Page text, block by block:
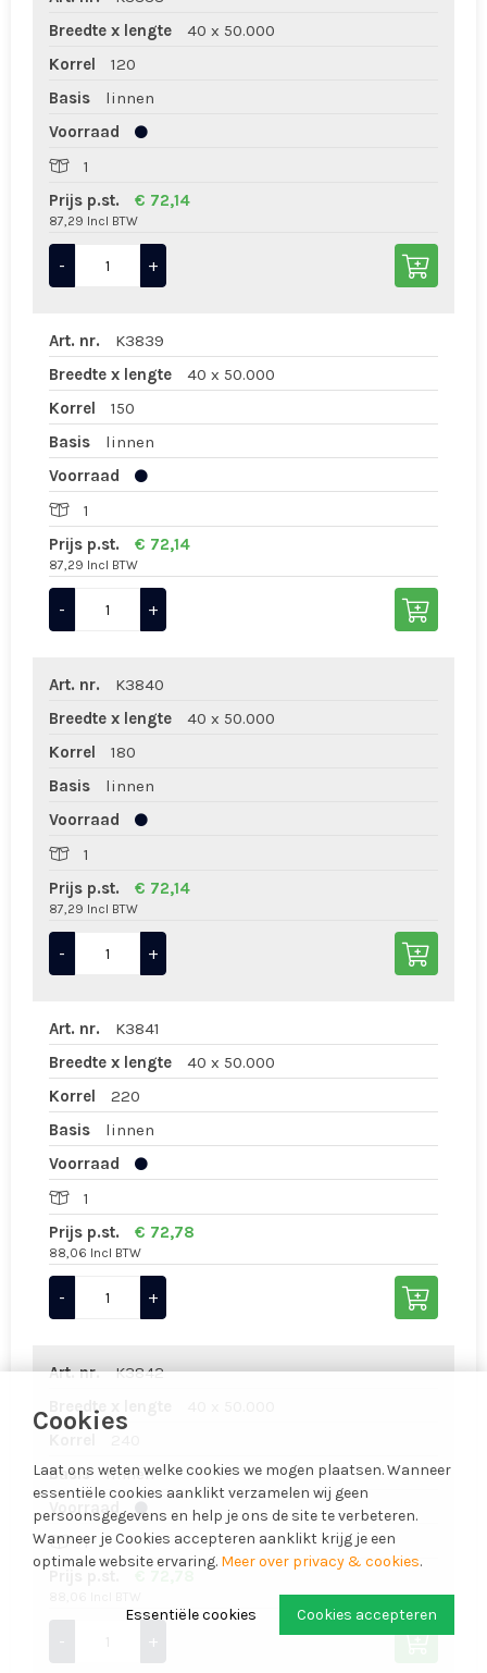
Cookies
Laat ons weten welke cookies we mogen plaatsen. Wanneer
essentiële cookies aanklikt verzamelen wij geen
persoonsgegevens en help je ons de site te verbeteren.
Wanneer je Cookies accepteren aanklikt krijg je een
optimale website ervaring. Meer over privacy & cookies.
Cookies accepteren
Essentiële cookies
Breedte x lengte
40 x 50.000
Korrel
120
Basis
linnen
Voorraad
1
Prijs p.st.
€ 72,14
87,29 Incl BTW
- +
Art. nr.
K3839
Breedte x lengte
40 x 50.000
Korrel
150
Basis
linnen
Voorraad
1
Prijs p.st.
€ 72,14
87,29 Incl BTW
- +
Art. nr.
K3840
Breedte x lengte
40 x 50.000
Korrel
180
Basis
linnen
Voorraad
1
Prijs p.st.
€ 72,14
87,29 Incl BTW
- +
Art. nr.
K3841
Breedte x lengte
40 x 50.000
Korrel
220
Basis
linnen
Voorraad
1
Prijs p.st.
€ 72,78
88,06 Incl BTW
- +
Art. nr.
K3842
Breedte x lengte
Basis linnen
Voorraad
1
- +